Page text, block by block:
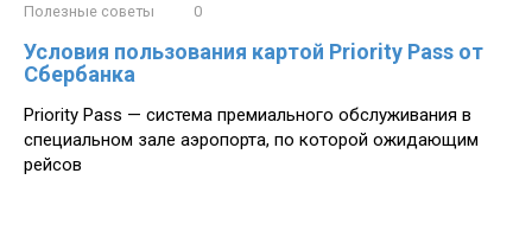
Полезные советы 0
Условия пользования картой Priority Pass от
Сбербанка
Priority Pass — система премиального обслуживания в
специальном зале аэропорта, по которой ожидающим
рейсов